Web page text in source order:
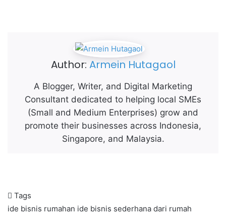
Author: Armein Hutagaol
A Blogger, Writer, and Digital Marketing
Consultant dedicated to helping local SMEs
(Small and Medium Enterprises) grow and
promote their businesses across Indonesia,
Singapore, and Malaysia.
Tags
ide bisnis rumahan ide bisnis sederhana dari rumah